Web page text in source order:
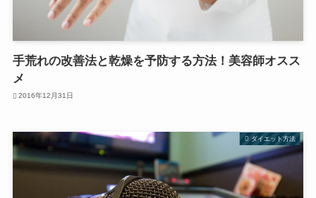
手荒れの改善法と乾燥を予防する方法！美容師オスス
メ
2016年12月31日
ダイエット方法